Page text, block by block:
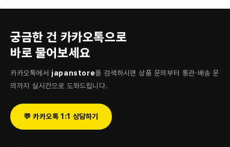
궁금한 건 카카오톡으로
바로 물어보세요
카카오톡에서 japanstore를 검색하시면 상품 문의부터 통관·배송 문
의까지 실시간으로 도와드립니다.
💬 카카오톡 1:1 상담하기